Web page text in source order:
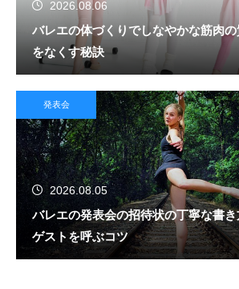
2026.08.06
バレエの体づくりでしなやかな筋肉
をなくす秘訣
発表会
2026.08.05
バレエの発表会の招待状の丁寧な書
ゲストを呼ぶコツ